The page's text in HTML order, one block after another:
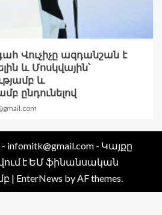
Վուչիչը ազդանշան է
և Մոսկվային՝
և
ընդունելով
- infomitk@gmail.com - Կայքը
է ԵՄ ֆինանսական
| EnterNews by AF themes.